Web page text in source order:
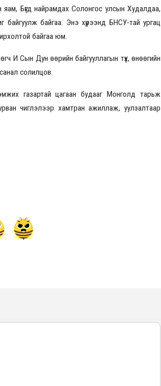
Бүгд найрамдах Солонгос улсын Худалдаа,
байгаа. Энэ хүрээнд БНСУ-тай ургац
байгаа юм.
И Сын Дун өөрийн байгууллагын түүх, өнөөгийн
солилцов.
газартай цагаан будааг Монголд тарьж
чиглэлээр хамтран ажиллаж, уулзалтаар